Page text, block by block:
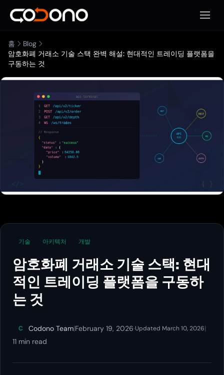
모바
홈
Blog
암호화폐 거래소 기술 스택 완벽 해설: 현대적인 트레이딩 플랫폼을
구동하는 것
기술 아키텍처 개발
암호화폐 거래소 기술 스택: 현대
적인 트레이딩 플랫폼을 구동하
는 것
C Codono Team|February 19, 2026·Updated March 10, 2026|
11 min read